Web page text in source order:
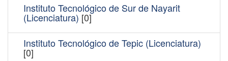
Instituto Tecnológico de Sur de Nayarit
(Licenciatura) [0]
Instituto Tecnológico de Tepic (Licenciatura)
[0]